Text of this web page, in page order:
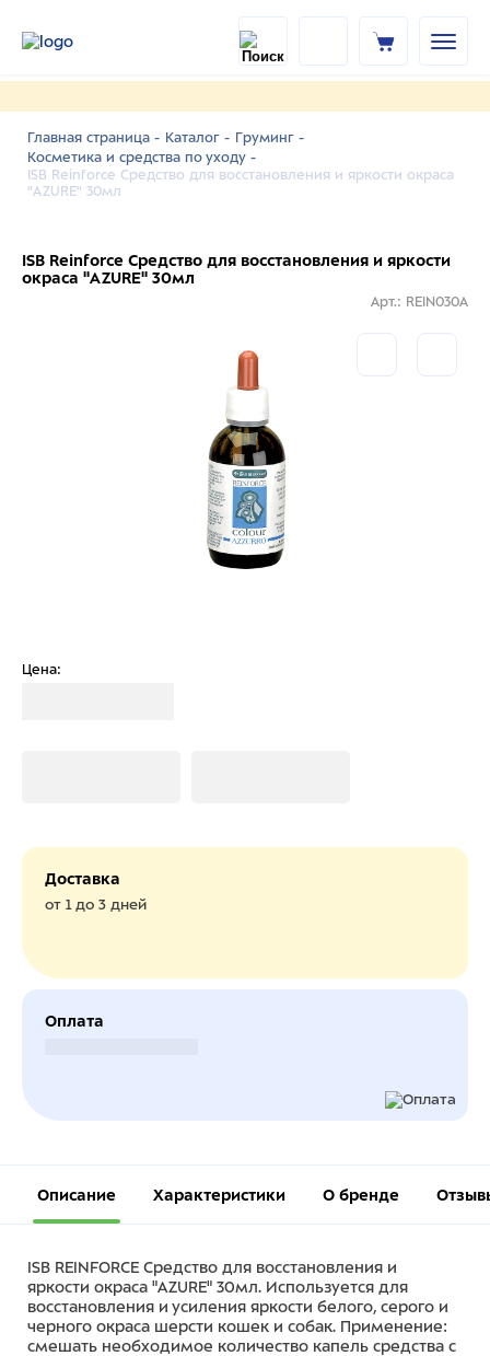
Главная страница - Каталог - Груминг -
Косметика и средства по уходу -
ISB Reinforce Средство для восстановления и яркости окраса
"AZURE" 30мл
ISB Reinforce Средство для восстановления и яркости
окраса "AZURE" 30мл
Арт.: REIN030A
Цена:
Доставка
от 1 до 3 дней
Оплата
Описание Характеристики О бренде
ISB REINFORCE Средство для восстановления и
яркости окраса "AZURE" 30мл. Используется для
восстановления и усиления яркости белого, серого и
черного окраса шерсти кошек и собак. Применение:
смешать необходимое количество капель средства с